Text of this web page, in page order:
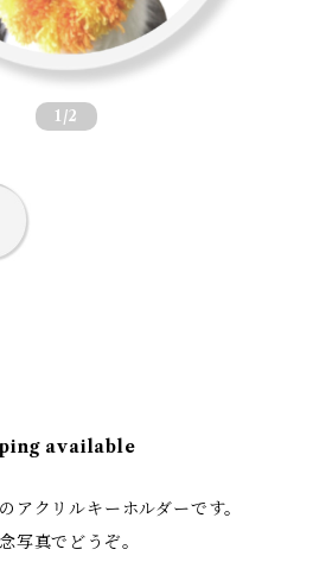
1 /2
available
アクリルキーホルダーです。
写真でどうぞ。